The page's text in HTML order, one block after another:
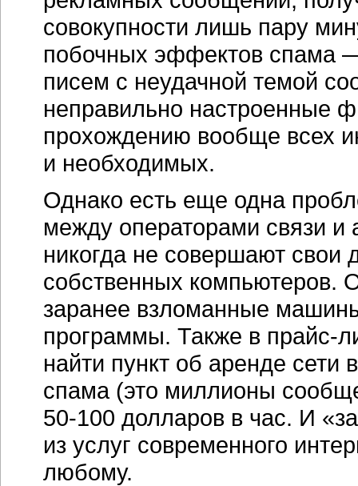
совокупности лишь пару
побочных эффектов спама
писем с неудачной темой
неправильно настроенные
прохождению вообще всех
и необходимых.
Однако есть еще одна
между операторами связи
никогда не совершают свои
собственных компьютеров.
заранее взломанные
программы. Также в прайс-
найти пункт об аренде
спама (это миллионы
50-100 долларов в час. И
из услуг современного
любому.